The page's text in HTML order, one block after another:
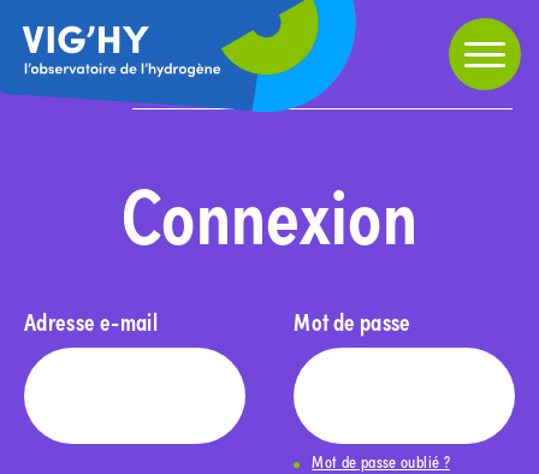
Home»Connexion
Partager
Connexion
Adresse e-mail Mot de passe
Mot de passe oublié ?